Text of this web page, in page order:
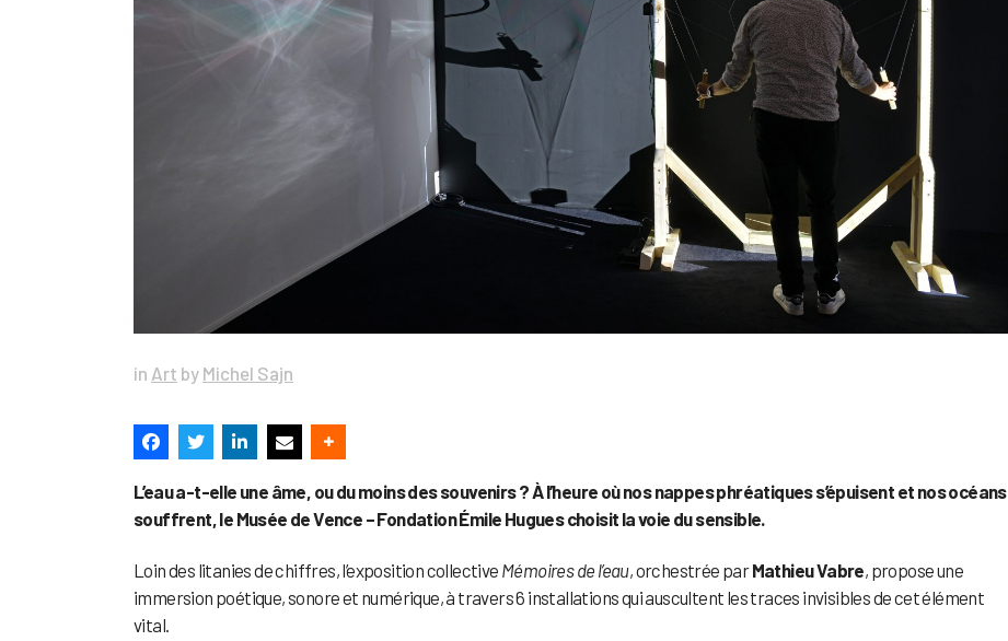
in Art by Michel Sajn
L’eau a-t-elle une âme, ou du moins des souvenirs ? À l’heure où nos nappes phréatiques s’épuisent et nos océans
souffrent, le Musée de Vence – Fondation Émile Hugues choisit la voie du sensible.
Loin des litanies de chiffres, l’exposition collective Mémoires de l’eau, orchestrée parMathieu Vabre, propose une
immersion poétique, sonore et numérique, à travers 6 installations qui auscultent les traces invisibles de cet élément
vital.